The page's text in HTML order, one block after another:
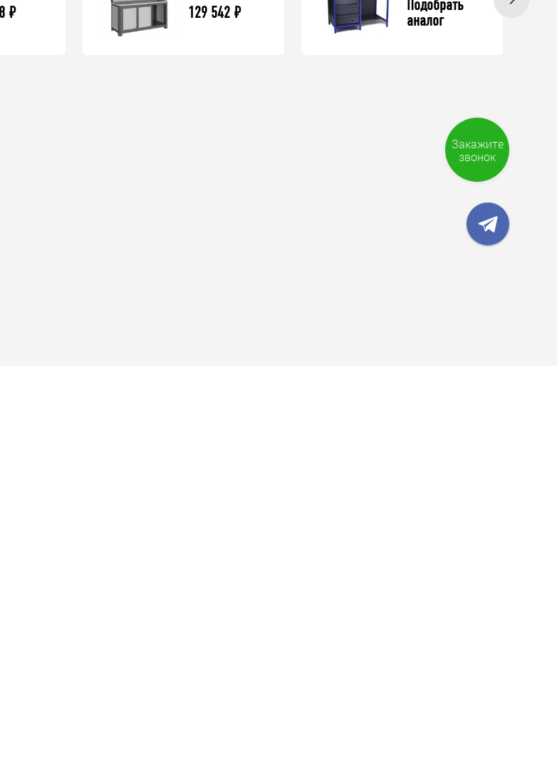
₽ 129 542 ₽
Подобрать
аналог
Закажите
звонок